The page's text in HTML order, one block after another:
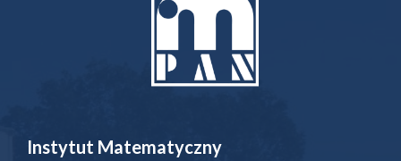
Instytut Matematyczny